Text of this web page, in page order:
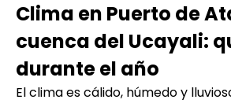
Clima en Puerto de
cuenca del Ucayali:
durante el año
El clima es cálido, húmedo y